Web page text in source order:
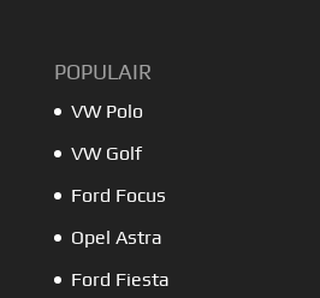
POPULAIR
VW Polo
VW Golf
Ford Focus
Opel Astra
Ford Fiesta